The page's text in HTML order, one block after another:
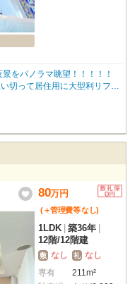
をパノラマ眺望！！！！！
切って居住用に大型利リフォ
級マンションはエレベーター
トカードでお支払いいただ
くださいませ(*^-^*) 経験豊
ております😊 お問い合わせは
ムまでご連絡下さい🎵
80万円
(＋管理費等なし)
1LDK 築36年
12階/12階建
敷 なし 礼 なし
専有
211m²